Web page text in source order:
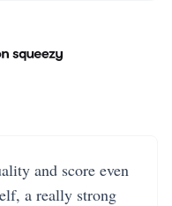
and score even
a really strong